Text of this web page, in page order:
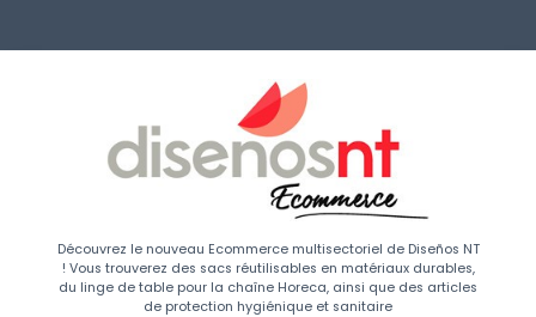
Découvrez le nouveau Ecommerce multisectoriel de Diseños NT
! Vous trouverez des sacs réutilisables en matériaux durables,
du linge de table pour la chaîne Horeca, ainsi que des articles
de protection hygiénique et sanitaire